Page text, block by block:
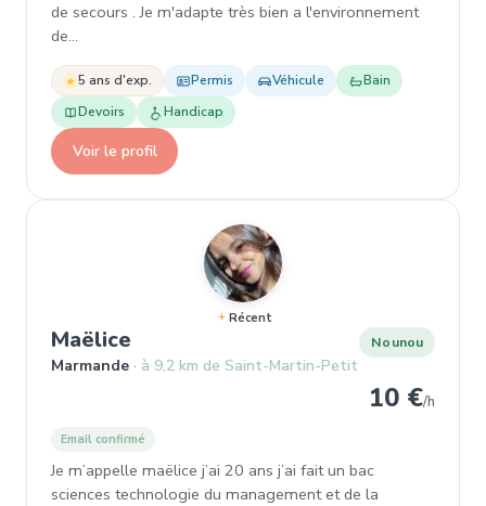
de secours . Je m'adapte très bien a l'environnement
de…
5 ans d'exp. Permis Véhicule
Bain
Devoirs
Handicap
Voir le profil
Récent
Maëlice
Marmande à 9,2 km de Saint-Martin-Petit
Nounou
10 €/h
Email confirmé
Je m’appelle maëlice j’ai 20 ans j’ai fait un bac
sciences technologie du management et de la